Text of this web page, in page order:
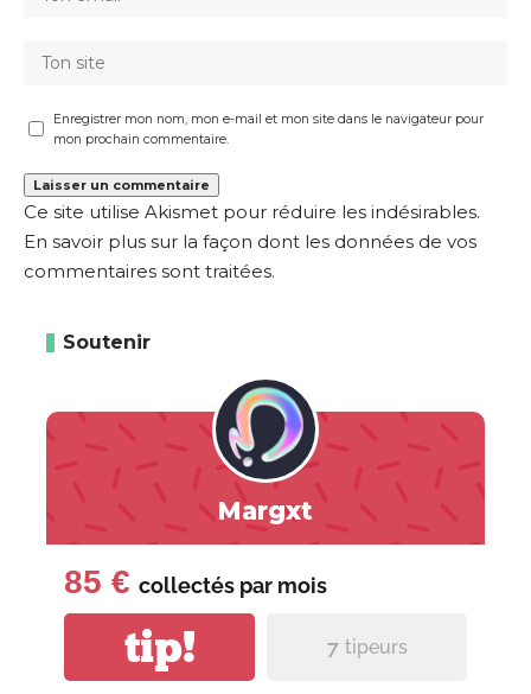
Enregistrer mon nom, mon e-mail et mon site dans le navigateur pour
mon prochain commentaire.
Ce site utilise Akismet pour réduire les indésirables.
En savoir plus sur la façon dont les données de vos
commentaires sont traitées.
Soutenir
Margxt
85 € collectés par mois
tip! 7 tipeurs